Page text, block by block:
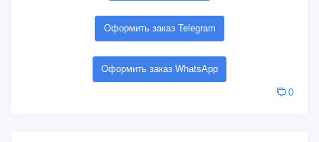
Оформить заказ Telegram
Оформить заказ WhatsApp
0